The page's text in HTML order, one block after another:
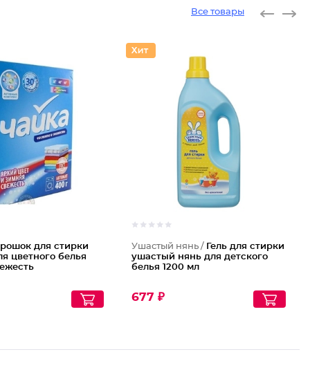
Все товары
для стирки
цветного белья
Ушастый нянь / Гель для стирки
ушастый нянь для детского
белья 1200 мл
677 ₽